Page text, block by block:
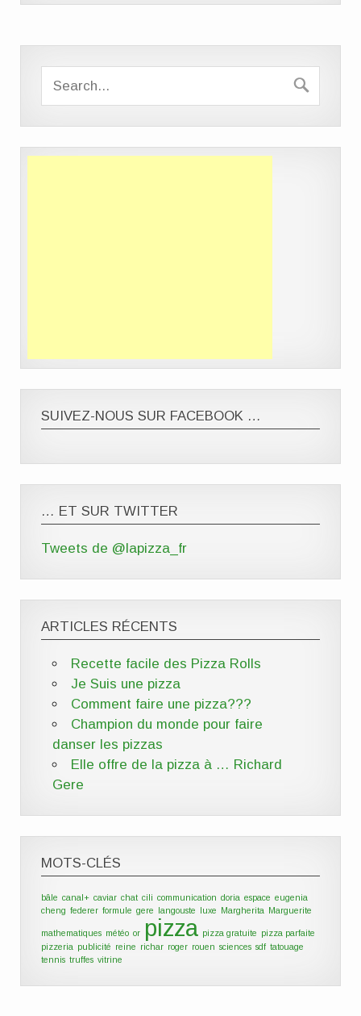
SUIVEZ-NOUS SUR FACEBOOK …
… ET SUR TWITTER
Tweets de @lapizza_fr
ARTICLES RÉCENTS
Recette facile des Pizza Rolls
Je Suis une pizza
Comment faire une pizza???
Champion du monde pour faire
danser les pizzas
Elle offre de la pizza à … Richard
Gere
MOTS-CLÉS
bâle canal+ caviar chat cili communication doria espace eugenia
cheng federer formule gere langouste luxe Margherita Marguerite
mathematiques météo or pizza pizza gratuite pizza parfaite
pizzeria publicité reine richar roger rouen sciences sdf tatouage
tennis truffes vitrine